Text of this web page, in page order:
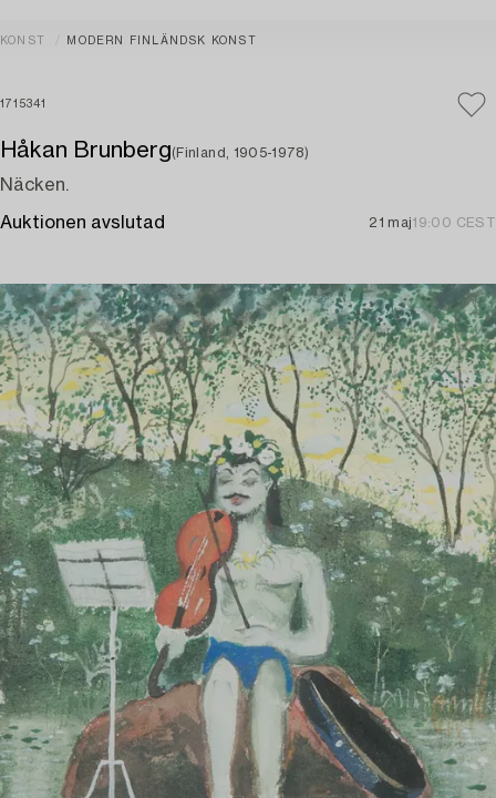
KONST MODERN FINLÄNDSK KONST
1715341
Håkan Brunberg(Finland, 1905-1978)
Näcken.
Auktionen avslutad 21 maj19:00 CEST